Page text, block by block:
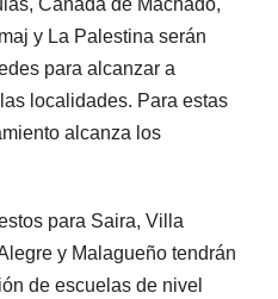
Cañada de Machado,
y La Palestina serán
para alcanzar a
localidades. Para estas
alcanza los
para Saira, Villa
y Malagueño tendrán
de escuelas de nivel